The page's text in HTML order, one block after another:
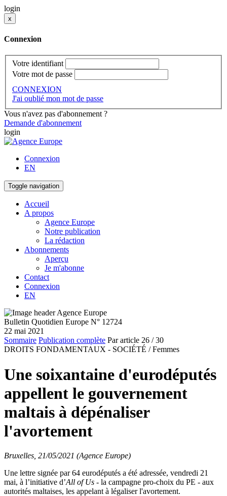
login
x
Connexion
Votre identifiant
Votre mot de passe
CONNEXION
J'ai oublié mon mot de passe
Vous n'avez pas d'abonnement ?
Demande d'abonnement
login
Connexion
EN
Toggle navigation
Accueil
A propos
Agence Europe
Notre publication
La rédaction
Abonnements
Aperçu
Je m'abonne
Contact
Connexion
EN
Bulletin Quotidien Europe N° 12724
22 mai 2021
Sommaire Publication complète Par article 26 / 30
DROITS FONDAMENTAUX - SOCIÉTÉ / Femmes
Une soixantaine d'eurodéputés
appellent le gouvernement
maltais à dépénaliser
l'avortement
Bruxelles, 21/05/2021 (Agence Europe)
Une lettre signée par 64 eurodéputés a été adressée, vendredi 21
mai, à l’initiative d’All of Us - la campagne pro-choix du PE - aux
autorités maltaises, les appelant à légaliser l'avortement.